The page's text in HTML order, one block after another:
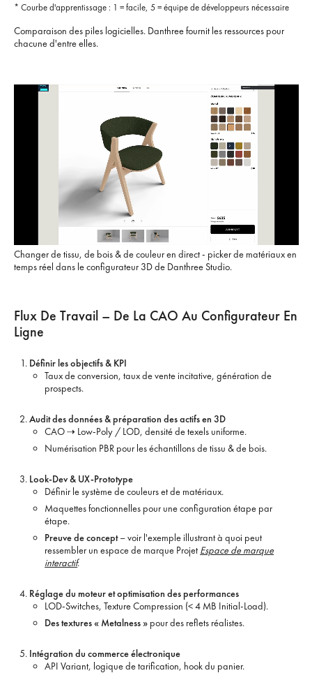
* Courbe d'apprentissage : 1 = facile, 5 = équipe de développeurs nécessaire
Comparaison des piles logicielles. Danthree fournit les ressources pour
chacune d'entre elles.
Changer de tissu, de bois & de couleur en direct - picker de matériaux en
temps réel dans le configurateur 3D de Danthree Studio.
Flux De Travail – De La CAO Au Configurateur En
Ligne
Définir les objectifs & KPI
Taux de conversion, taux de vente incitative, génération de
prospects.
Audit des données & préparation des actifs en 3D
CAO ⇢ Low-Poly / LOD, densité de texels uniforme.
Numérisation PBR pour les échantillons de tissu & de bois.
Look-Dev & UX-Prototype
Définir le système de couleurs et de matériaux.
Maquettes fonctionnelles pour une configuration étape par
étape.
Preuve de concept– voir l'exemple illustrant à quoi peut
ressembler un espace de marque Projet Espace de marque
interactif.
Réglage du moteur et optimisation des performances
LOD-Switches, Texture Compression (< 4 MB Initial-Load).
Des textures « Metalness » pour des reflets réalistes.
Intégration du commerce électronique
API Variant, logique de tarification, hook du panier.